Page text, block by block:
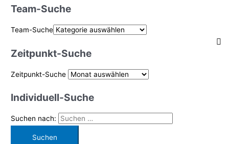
Team-Suche
Team-Suche
Zeitpunkt-Suche
Zeitpunkt-Suche
Individuell-Suche
Suchen nach: